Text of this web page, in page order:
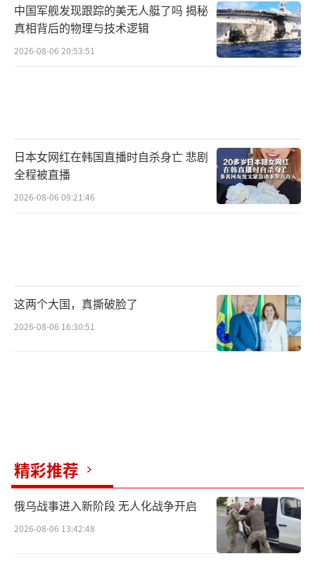
中国军舰发现跟踪的美无人艇了吗 揭秘
真相背后的物理与技术逻辑
2026-08-06 20:53:51
日本女网红在韩国直播时自杀身亡 悲剧
全程被直播
2026-08-06 09:21:46
这两个大国，真撕破脸了
2026-08-06 16:30:51
精彩推荐
俄乌战事进入新阶段 无人化战争开启
2026-08-06 13:42:48